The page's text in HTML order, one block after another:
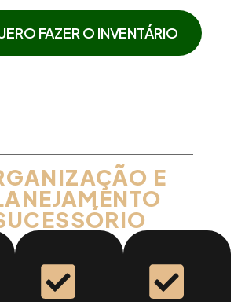
FAZER O INVENTÁRIO
E